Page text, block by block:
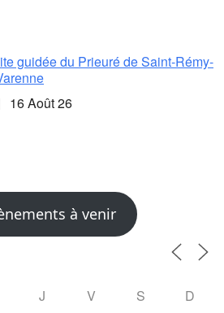
guidée du Prieuré de Saint-Rémy-
16 Août 26
à venir
J V S D